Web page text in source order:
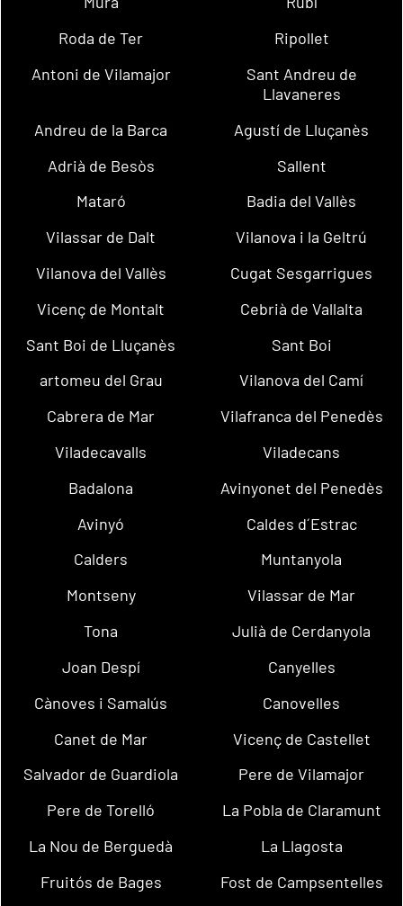
Roda de Ter
Ripollet
Antoni de Vilamajor
Sant Andreu de
Llavaneres
Andreu de la Barca
Agustí de Lluçanès
Adrià de Besòs
Sallent
Mataró
Badia del Vallès
Vilassar de Dalt
Vilanova i la Geltrú
Vilanova del Vallès
Cugat Sesgarrigues
Vicenç de Montalt
Cebrià de Vallalta
Sant Boi de Lluçanès
Sant Boi
artomeu del Grau
Vilanova del Camí
Cabrera de Mar
Vilafranca del Penedès
Viladecavalls
Viladecans
Badalona
Avinyonet del Penedès
Avinyó
Caldes d´Estrac
Calders
Muntanyola
Montseny
Vilassar de Mar
Tona
Julià de Cerdanyola
Joan Despí
Canyelles
Cànoves i Samalús
Canovelles
Canet de Mar
Vicenç de Castellet
Salvador de Guardiola
Pere de Vilamajor
Pere de Torelló
La Pobla de Claramunt
La Nou de Berguedà
La Llagosta
Fruitós de Bages
Fost de Campsentelles